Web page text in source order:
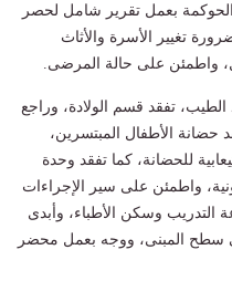
بعمل تقرير شامل لحصر
تغيير الأسرة والأثاث
واطمئن على حالة المرضى.
تفقد قسم الولادة، وراجع
حضانة الأطفال المبتسرين،
للحضانة، كما تفقد وحدة
واطمئن على سير الإجراءات
التدريب وسكن الأطباء، وأبدى
سطح المبنى، ووجه بعمل محضر